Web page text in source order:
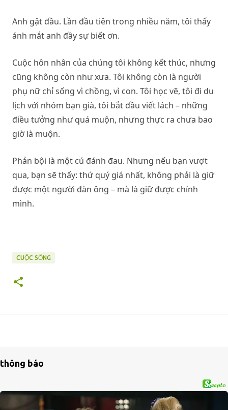
Anh gật đầu. Lần đầu tiên trong nhiều năm, tôi thấy
ánh mắt anh đầy sự biết ơn.
Cuộc hôn nhân của chúng tôi không kết thúc, nhưng
cũng không còn như xưa. Tôi không còn là người
phụ nữ chỉ sống vì chồng, vì con. Tôi học vẽ, tôi đi du
lịch với nhóm bạn già, tôi bắt đầu viết lách – những
điều tưởng như quá muộn, nhưng thực ra chưa bao
giờ là muộn.
Phản bội là một cú đánh đau. Nhưng nếu bạn vượt
qua, bạn sẽ thấy: thứ quý giá nhất, không phải là giữ
được một người đàn ông – mà là giữ được chính
mình.
CUỘC SỐNG
thông báo